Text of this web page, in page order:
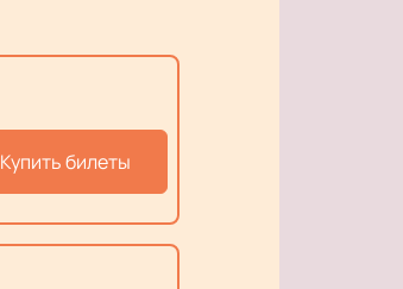
Купить билеты